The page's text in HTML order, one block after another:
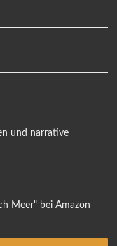
und narrative
Meer" bei Amazon